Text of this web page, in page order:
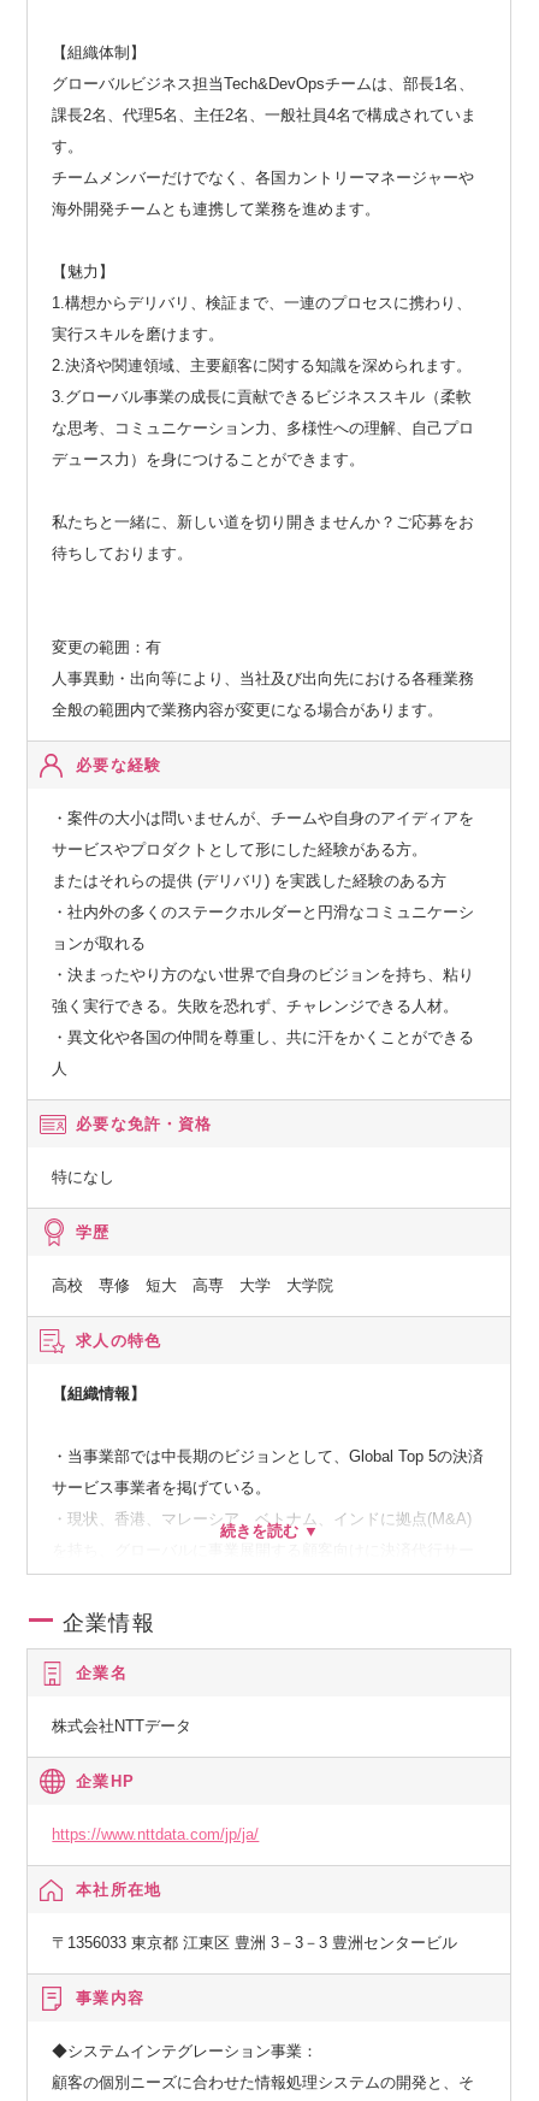
【組織体制】
グローバルビジネス担当Tech&DevOpsチームは、部長1名、
課長2名、代理5名、主任2名、一般社員4名で構成されていま
す。
チームメンバーだけでなく、各国カントリーマネージャーや
海外開発チームとも連携して業務を進めます。
【魅力】
1.構想からデリバリ、検証まで、一連のプロセスに携わり、
実行スキルを磨けます。
2.決済や関連領域、主要顧客に関する知識を深められます。
3.グローバル事業の成長に貢献できるビジネススキル（柔軟
な思考、コミュニケーション力、多様性への理解、自己プロ
デュース力）を身につけることができます。
私たちと一緒に、新しい道を切り開きませんか？ご応募をお
待ちしております。
変更の範囲：有
人事異動・出向等により、当社及び出向先における各種業務
全般の範囲内で業務内容が変更になる場合があります。
必要な経験
・案件の大小は問いませんが、チームや自身のアイディアを
サービスやプロダクトとして形にした経験がある方。
またはそれらの提供 (デリバリ) を実践した経験のある方
・社内外の多くのステークホルダーと円滑なコミュニケーシ
ョンが取れる
・決まったやり方のない世界で自身のビジョンを持ち、粘り
強く実行できる。失敗を恐れず、チャレンジできる人材。
・異文化や各国の仲間を尊重し、共に汗をかくことができる
人
必要な免許・資格
特になし
学歴
高校 専修 短大 高専 大学 大学院
求人の特色
【組織情報】
・当事業部では中長期のビジョンとして、Global Top 5の決済
サービス事業者を掲げている。
・現状、香港、マレーシア、ベトナム、インドに拠点(M&A)
・本社(GP&S事業部)の役割として、「グループ会社の統制管
「事業、技術面でのハンズオンでの指導」を実践しており、
いても積極的に行っている。
企業情報
企業名
株式会社NTTデータ
企業HP
https://www.nttdata.com/jp/ja/
本社所在地
〒1356033 東京都 江東区 豊洲 3－3－3 豊洲センタービル
事業内容
◆システムインテグレーション事業：
顧客の個別ニーズに合わせた情報処理システムの開発と、そ